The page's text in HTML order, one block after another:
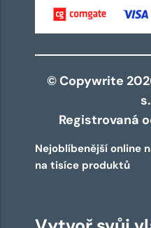
© Copywrite
Registrovaná
Nejoblíbenější online
na tisíce produktů